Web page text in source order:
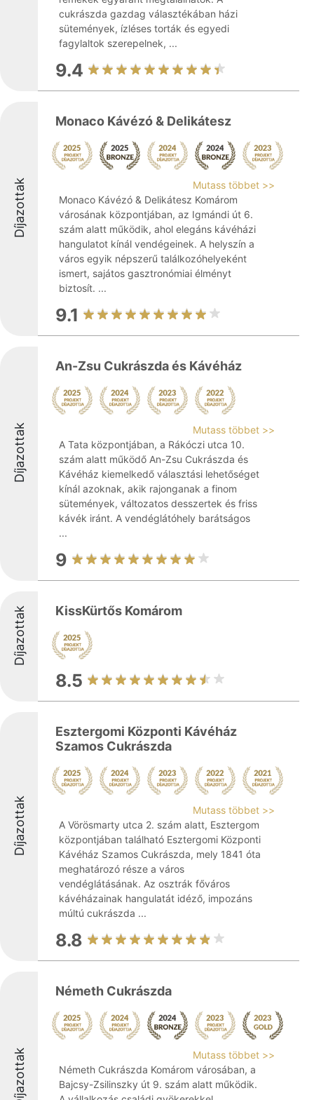
cukrászda gazdag választékában házi
sütemények, ízléses torták és egyedi
fagylaltok szerepelnek, ...
9.4
Díjazottak
Monaco Kávézó & Delikátesz
Mutass többet >>
Monaco Kávézó & Delikátesz Komárom
városának központjában, az Igmándi út 6.
szám alatt működik, ahol elegáns kávéházi
hangulatot kínál vendégeinek. A helyszín a
város egyik népszerű találkozóhelyeként
ismert, sajátos gasztronómiai élményt
biztosít. ...
9.1
Díjazottak
An-Zsu Cukrászda és Kávéház
Mutass többet >>
A Tata központjában, a Rákóczi utca 10.
szám alatt működő An-Zsu Cukrászda és
Kávéház kiemelkedő választási lehetőséget
kínál azoknak, akik rajonganak a finom
sütemények, változatos desszertek és friss
kávék iránt. A vendéglátóhely barátságos
...
9
Díjazottak KissKürtős Komárom
8.5
Díjazottak
Esztergomi Központi Kávéház
Szamos Cukrászda
Mutass többet >>
A Vörösmarty utca 2. szám alatt, Esztergom
központjában található Esztergomi Központi
Kávéház Szamos Cukrászda, mely 1841 óta
meghatározó része a város
vendéglátásának. Az osztrák főváros
kávéházainak hangulatát idéző, impozáns
múltú cukrászda ...
8.8
Díjazottak
Németh Cukrászda
Mutass többet >>
Németh Cukrászda Komárom városában, a
Bajcsy-Zsilinszky út 9. szám alatt működik.